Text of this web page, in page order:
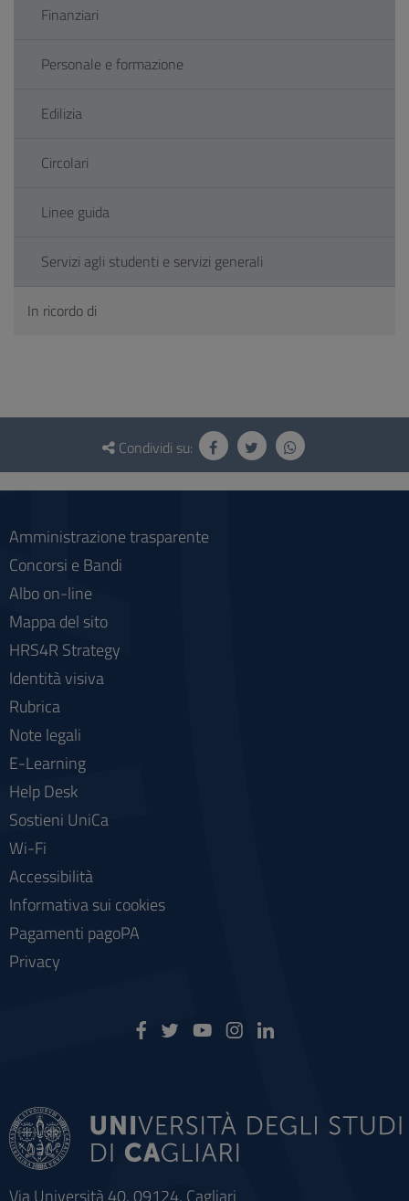
Finanziari
Personale e formazione
Edilizia
Circolari
Linee guida
Servizi agli studenti e servizi generali
In ricordo di
Questionario
social
Condividi su:
Via Università 40, 09124, Cagliari
Amministrazione trasparente
Concorsi e Bandi
Albo on-line
Mappa del sito
HRS4R Strategy
Identità visiva
Rubrica
Note legali
E-Learning
Help Desk
Sostieni UniCa
Wi-Fi
Accessibilità
Informativa sui cookies
Pagamenti pagoPA
Privacy